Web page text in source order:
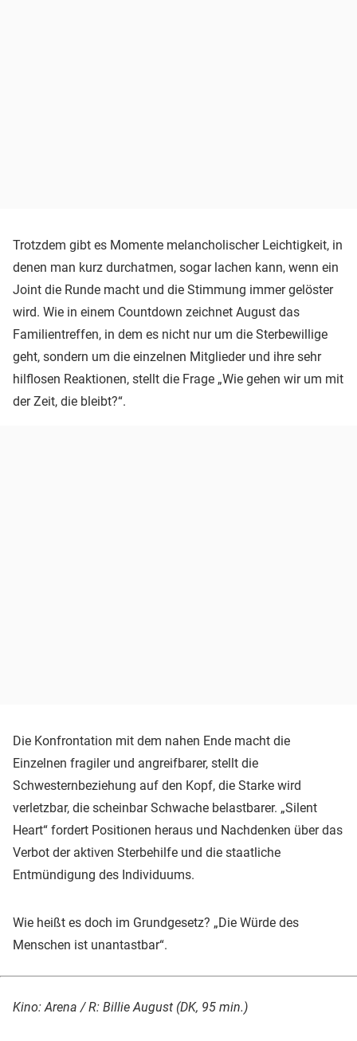
Trotzdem gibt es Momente melancholischer Leichtigkeit, in
denen man kurz durchatmen, sogar lachen kann, wenn ein
Joint die Runde macht und die Stimmung immer gelöster
wird. Wie in einem Countdown zeichnet August das
Familientreffen, in dem es nicht nur um die Sterbewillige
geht, sondern um die einzelnen Mitglieder und ihre sehr
hilflosen Reaktionen, stellt die Frage „Wie gehen wir um mit
der Zeit, die bleibt?“.
Die Konfrontation mit dem nahen Ende macht die
Einzelnen fragiler und angreifbarer, stellt die
Schwesternbeziehung auf den Kopf, die Starke wird
verletzbar, die scheinbar Schwache belastbarer. „Silent
Heart“ fordert Positionen heraus und Nachdenken über das
Verbot der aktiven Sterbehilfe und die staatliche
Entmündigung des Individuums.
Wie heißt es doch im Grundgesetz? „Die Würde des
Menschen ist unantastbar“.
Kino: Arena / R: Billie August (DK, 95 min.)